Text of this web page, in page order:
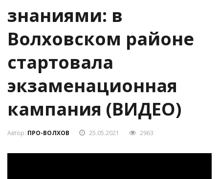
Испытание
знаниями: в
Волховском районе
стартовала
экзаменационная
кампания (ВИДЕО)
Автор:ПРО-ВОЛХОВ 25.05.2021 2963